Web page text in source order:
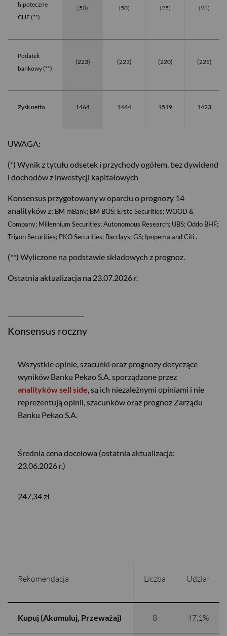
hipoteczne
CHF (**)
(58) (50) (25) (98)
Podatek
bankowy(**)
(223) (223) (220) (225)
Zysk netto 1464 1464 1519 1423
UWAGA:
(*) Wynik z tytułu odsetek i przychody ogółem, bez dywidend
i dochodów z inwestycji kapitałowych
Konsensus przygotowany w oparciu o prognozy 14
analityków z: BM mBank; BM BOŚ; Erste Securities; WOOD &
Company; Millennium Securities; Autonomous Research; UBS; Oddo BHF;
Trigon Securities; PKO Securities; Barclays; GS; Ipopema and Citi .
(**) Wyliczone na podstawie składowych z prognoz.
Ostatnia aktualizacja na 23.07.2026 r.
Konsensus roczny
Wszystkie opinie, szacunki oraz prognozy dotyczące
wyników Banku Pekao S.A. sporządzone przez
analityków sell side, są ich niezależnymi opiniami i nie
reprezentują opinii, szacunków oraz prognoz Zarządu
Banku Pekao S.A.
Średnia cena docelowa (ostatnia aktualizacja:
23.06.2026 r.)
247,34 zł
Rekomendacja Liczba Udział
Kupuj (Akumuluj, Przeważaj) 8 47,1%